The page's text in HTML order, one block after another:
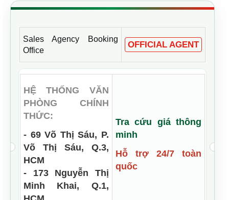
Sales Agency Booking
Office
OFFICIAL AGENT
HỆ THỐNG VĂN
PHÒNG CHÍNH
THỨC:
- 69 Võ Thị Sáu, P.
Võ Thị Sáu, Q.3,
HCM
- 173 Nguyễn Thị
Minh Khai, Q.1,
Tra cứu giá thông
minh
Hỗ trợ 24/7 toàn
quốc